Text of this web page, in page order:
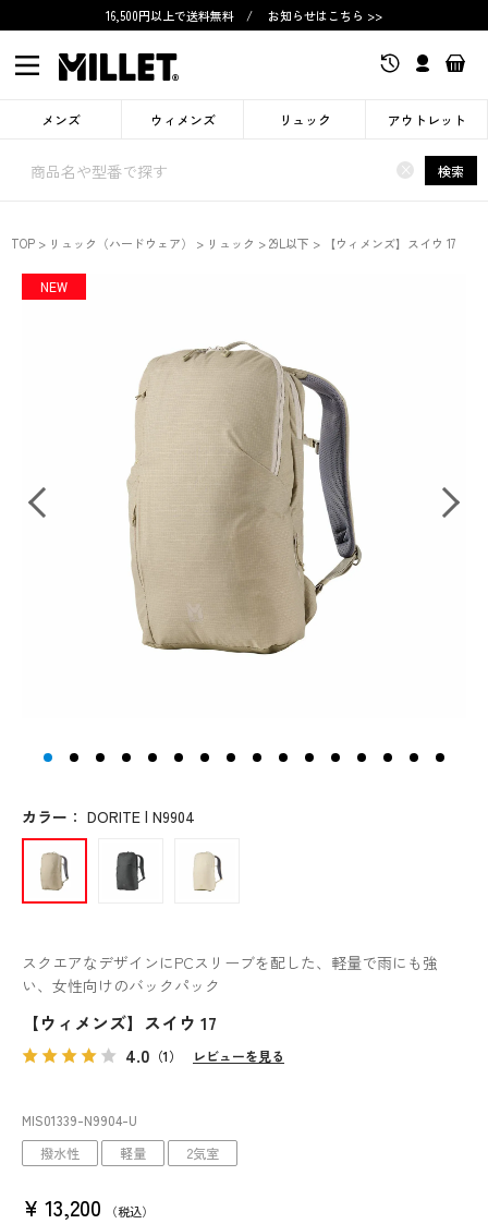
16,500円以上で送料無料 / お知らせはこちら >>
メンズ ウィメンズ リュック アウトレット
× 検索
TOP リュック（ハードウェア） リュック 29L以下 【ウィメンズ】スイウ 17
スクエアなデザインにPCスリーブを配した、軽量で雨にも強
い、女性向けのバックパック
【ウィメンズ】スイウ 17
4.0 （1） レビューを見る
MIS01339-N9904-U
NEW
撥水性 軽量 2気室
¥ 13,200 税込
カラー ： DORITE | N9904